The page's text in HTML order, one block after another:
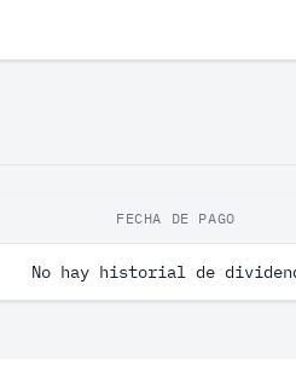
FECHA DE PAGO
No hay historial de